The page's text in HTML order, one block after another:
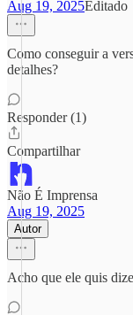
Aug 19, 2025Editado
Como conseguir a
detalhes?
Responder (1)
Compartilhar
Não É Imprensa
Aug 19, 2025
Autor
Acho que ele quis